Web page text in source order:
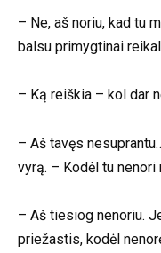
– Ne, aš noriu, kad tu
balsu primygtinai
– Ką reiškia – kol dar
– Aš tavęs
vyrą. – Kodėl tu
– Aš tiesiog nenoriu.
priežastis, kodėl